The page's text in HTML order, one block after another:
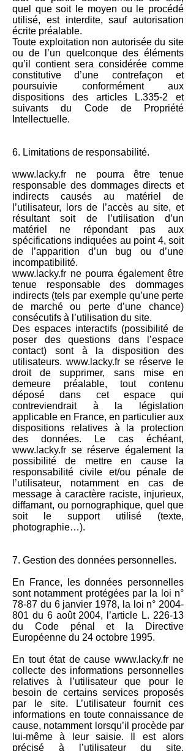
quel que soit le moyen ou le procédé
utilisé, est interdite, sauf autorisation
écrite préalable.
Toute exploitation non autorisée du site
ou de l’un quelconque des éléments
qu’il contient sera considérée comme
constitutive d’une contrefaçon et
poursuivie conformément aux
dispositions des articles L.335-2 et
suivants du Code de Propriété
Intellectuelle.
6. Limitations de responsabilité.
www.lacky.fr ne pourra être tenue
responsable des dommages directs et
indirects causés au matériel de
l’utilisateur, lors de l’accès au site, et
résultant soit de l’utilisation d’un
matériel ne répondant pas aux
spécifications indiquées au point 4, soit
de l’apparition d’un bug ou d’une
incompatibilité.
www.lacky.fr ne pourra également être
tenue responsable des dommages
indirects (tels par exemple qu’une perte
de marché ou perte d’une chance)
consécutifs à l’utilisation du site.
Des espaces interactifs (possibilité de
poser des questions dans l’espace
contact) sont à la disposition des
utilisateurs. www.lacky.fr se réserve le
droit de supprimer, sans mise en
demeure préalable, tout contenu
déposé dans cet espace qui
contreviendrait à la législation
applicable en France, en particulier aux
dispositions relatives à la protection
des données. Le cas échéant,
www.lacky.fr se réserve également la
possibilité de mettre en cause la
responsabilité civile et/ou pénale de
l’utilisateur, notamment en cas de
message à caractère raciste, injurieux,
diffamant, ou pornographique, quel que
soit le support utilisé (texte,
photographie…).
7. Gestion des données personnelles.
En France, les données personnelles
sont notamment protégées par la loi n°
78-87 du 6 janvier 1978, la loi n° 2004-
801 du 6 août 2004, l’article L. 226-13
du Code pénal et la Directive
Européenne du 24 octobre 1995.
En tout état de causewww.lacky.fr ne
collecte des informations personnelles
relatives à l’utilisateur que pour le
besoin de certains services proposés
par le site. L’utilisateur fournit ces
informations en toute connaissance de
cause, notamment lorsqu’il procède par
lui-même à leur saisie. Il est alors
précisé à l’utilisateur du site,